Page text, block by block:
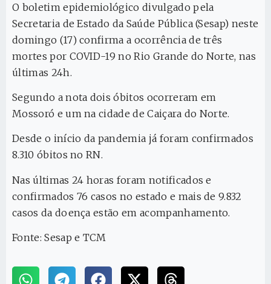
O boletim epidemiológico divulgado pela
Secretaria de Estado da Saúde Pública (Sesap) neste
domingo (17) confirma a ocorrência de três
mortes por COVID-19 no Rio Grande do Norte, nas
últimas 24h.
Segundo a nota dois óbitos ocorreram em
Mossoró e um na cidade de Caiçara do Norte.
Desde o início da pandemia já foram confirmados
8.310 óbitos no RN.
Nas últimas 24 horas foram notificados e
confirmados 76 casos no estado e mais de 9.832
casos da doença estão em acompanhamento.
Fonte: Sesap e TCM